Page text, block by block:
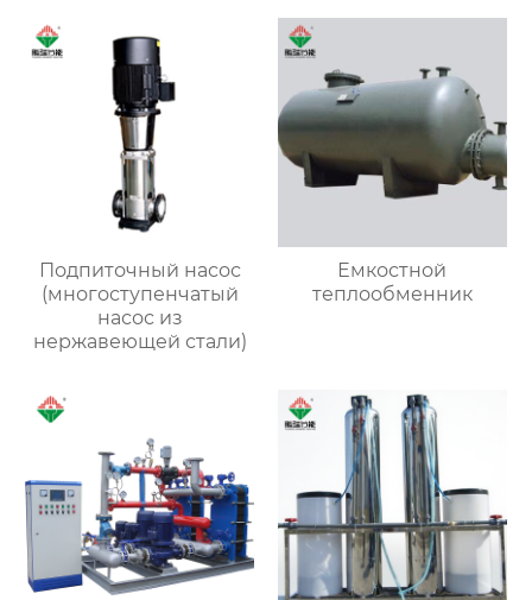
Подпиточный насос
(многоступенчатый
насос из
нержавеющей стали)
Емкостной
теплообменник